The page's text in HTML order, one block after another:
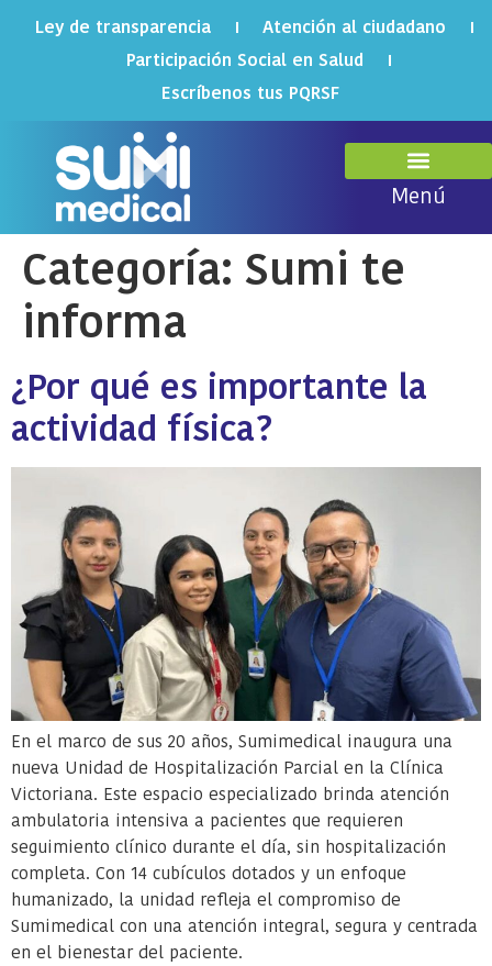
Ley de transparencia
Atención al ciudadano
Participación Social en Salud
Escríbenos tus PQRSF
Menú
Categoría: Sumi te
informa
¿Por qué es importante la
actividad física?
En el marco de sus 20 años, Sumimedical inaugura una
nueva Unidad de Hospitalización Parcial en la Clínica
Victoriana. Este espacio especializado brinda atención
ambulatoria intensiva a pacientes que requieren
seguimiento clínico durante el día, sin hospitalización
completa. Con 14 cubículos dotados y un enfoque
humanizado, la unidad refleja el compromiso de
Sumimedical con una atención integral, segura y centrada
en el bienestar del paciente.